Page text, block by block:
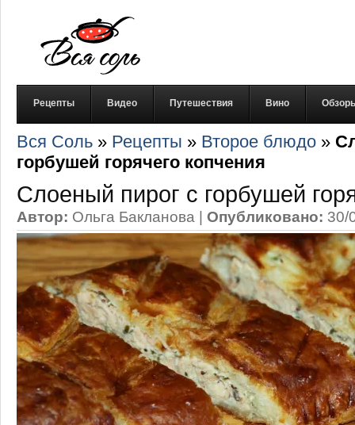
Рецепты Видео Путешествия Вино
Вся Соль » Рецепты » Второе блюдо »
горбушей горячего копчения
Слоеный пирог с горбушей
Автор: Ольга Бакланова | Опубликовано: 30/